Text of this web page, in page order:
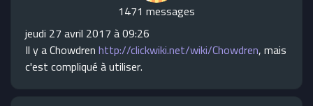
1471 messages
jeudi 27 avril 2017 à 09:26
Il y a Chowdrenhttp://clickwiki.net/wiki/Chowdren, mais
c'est compliqué à utiliser.